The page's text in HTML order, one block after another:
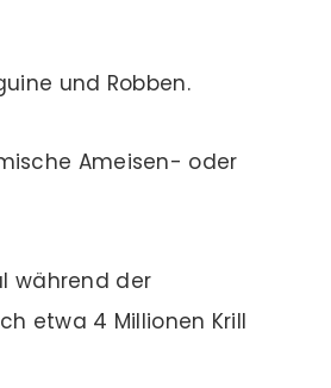
und Robben.
Ameisen- oder
während der
etwa 4 Millionen Krill